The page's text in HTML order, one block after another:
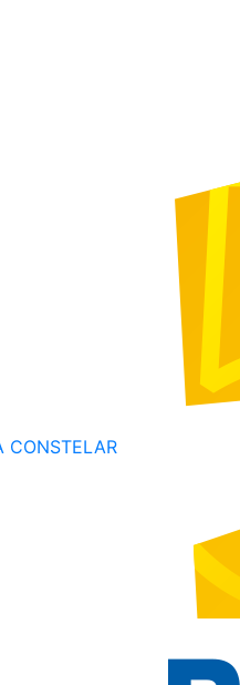
CONSTELAR